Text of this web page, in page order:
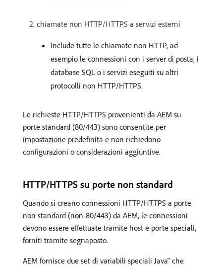
chiamate non HTTP/HTTPS a servizi esterni
Include tutte le chiamate non HTTP, ad
esempio le connessioni con i server di posta, i
database SQL o i servizi eseguiti su altri
protocolli non HTTP/HTTPS.
Le richieste HTTP/HTTPS provenienti da AEM su
porte standard (80/443) sono consentite per
impostazione predefinita e non richiedono
configurazioni o considerazioni aggiuntive.
HTTP/HTTPS su porte non standard
Quando si creano connessioni HTTP/HTTPS a porte
non standard (non-80/443) da AEM, le connessioni
devono essere effettuate tramite host e porte speciali,
forniti tramite segnaposto.
AEM fornisce due set di variabili speciali Java™ che